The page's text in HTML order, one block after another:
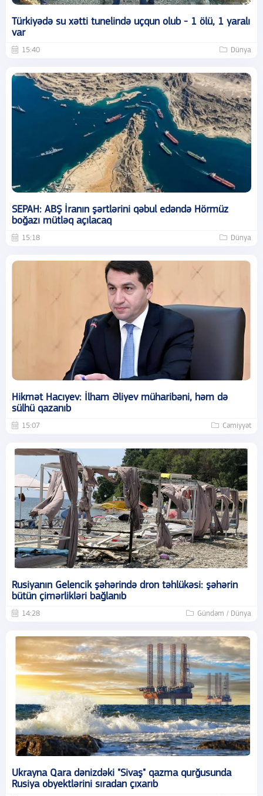
Türkiyədə su xətti tunelində uçqun olub - 1 ölü, 1 yaralı
var
15:40 Dünya
SEPAH: ABŞ İranın şərtlərini qəbul edəndə Hörmüz
boğazı mütləq açılacaq
15:18 Dünya
Hikmət Hacıyev: İlham Əliyev müharibəni, həm də
sülhü qazanıb
15:07 Cəmiyyət
Rusiyanın Gelencik şəhərində dron təhlükəsi: şəhərin
bütün çimərlikləri bağlanıb
14:28 Gündəm / Dünya
Ukrayna Qara dənizdəki "Sivaş" qazma qurğusunda
Rusiya obyektlərini sıradan çıxarıb